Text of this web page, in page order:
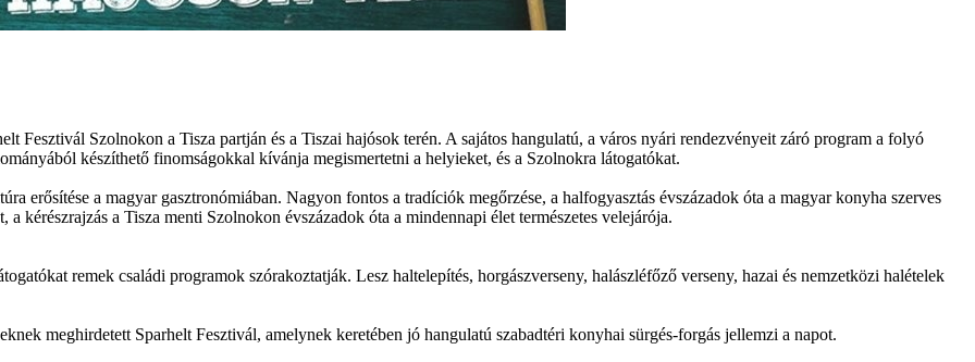
Fesztivál Szolnokon a Tisza partján és a Tiszai hajósok terén. A sajátos hangulatú, a város nyári rendezvényeit záró program a folyó
készíthető finomságokkal kívánja megismertetni a helyieket, és a Szolnokra látogatókat.
erősítése a magyar gasztronómiában. Nagyon fontos a tradíciók megőrzése, a halfogyasztás évszázadok óta a magyar konyha szerves
a kérészrajzás a Tisza menti Szolnokon évszázadok óta a mindennapi élet természetes velejárója.
remek családi programok szórakoztatják. Lesz haltelepítés, horgászverseny, halászléfőző verseny, hazai és nemzetközi halételek
meghirdetett Sparhelt Fesztivál, amelynek keretében jó hangulatú szabadtéri konyhai sürgés-forgás jellemzi a napot.